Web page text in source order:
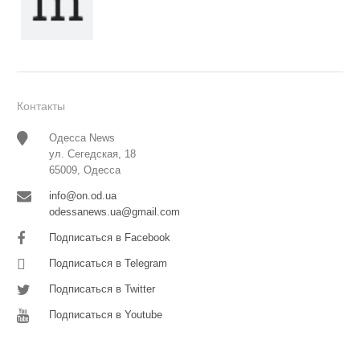
Контакты
Одесса News
ул. Сегедская, 18
65009, Одесса
info@on.od.ua
odessanews.ua@gmail.com
Подписаться в Facebook
Подписаться в Telegram
Подписаться в Twitter
Подписаться в Youtube